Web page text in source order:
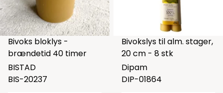
Bivoks bloklys -
brændetid 40 timer
BISTAD
BIS-20237
Bivokslys til alm. stager,
20 cm - 8 stk
Dipam
DIP-01864